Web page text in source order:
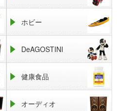
ホビー
DeAGOSTINI
健康食品
オーディオ